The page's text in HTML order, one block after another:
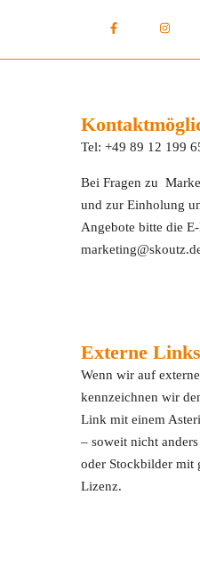
Tel: +49 89 12 199
Bei Fragen zu
und zur Einholung
Angebote bitte die
Externe
Wenn wir auf
kennzeichnen wir
Link mit einem
– soweit nicht
oder Stockbilder mit
Lizenz.